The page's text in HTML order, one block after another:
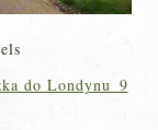
do Londynu_9